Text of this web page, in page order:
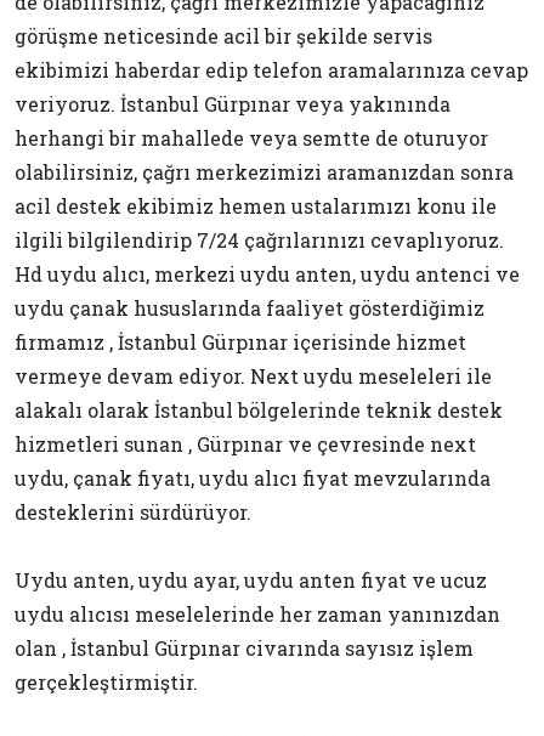
görüşme neticesinde acil bir şekilde servis
ekibimizi haberdar edip telefon aramalarınıza cevap
veriyoruz. İstanbul Gürpınar veya yakınında
herhangi bir mahallede veya semtte de oturuyor
olabilirsiniz, çağrı merkezimizi aramanızdan sonra
acil destek ekibimiz hemen ustalarımızı konu ile
ilgili bilgilendirip 7/24 çağrılarınızı cevaplıyoruz.
Hd uydu alıcı, merkezi uydu anten, uydu antenci ve
uydu çanak hususlarında faaliyet gösterdiğimiz
firmamız , İstanbul Gürpınar içerisinde hizmet
vermeye devam ediyor. Next uydu meseleleri ile
alakalı olarak İstanbul bölgelerinde teknik destek
hizmetleri sunan , Gürpınar ve çevresinde next
uydu, çanak fiyatı, uydu alıcı fiyat mevzularında
desteklerini sürdürüyor.
Uydu anten, uydu ayar, uydu anten fiyat ve ucuz
uydu alıcısı meselelerinde her zaman yanınızdan
olan , İstanbul Gürpınar civarında sayısız işlem
gerçekleştirmiştir.